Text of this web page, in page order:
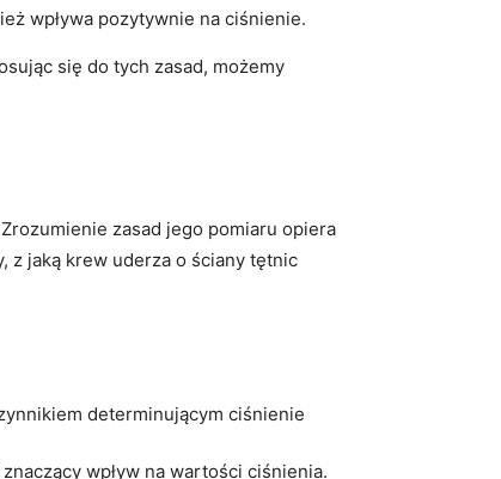
wpływa ‍pozytywnie na ⁢ciśnienie.
się do tych‌ zasad, możemy
zasad jego pomiaru opiera
z jaką krew uderza o ściany tętnic
⁤determinującym ciśnienie
⁣wpływ ⁣na wartości ciśnienia.